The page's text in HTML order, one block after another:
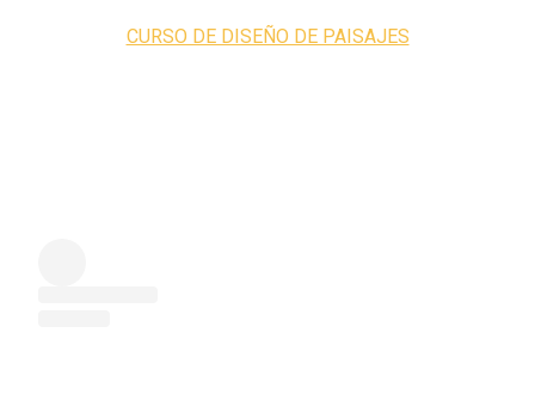
CURSO DE DISEÑO DE PAISAJES